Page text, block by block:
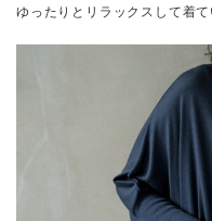
ゆったりとリラックスして着て